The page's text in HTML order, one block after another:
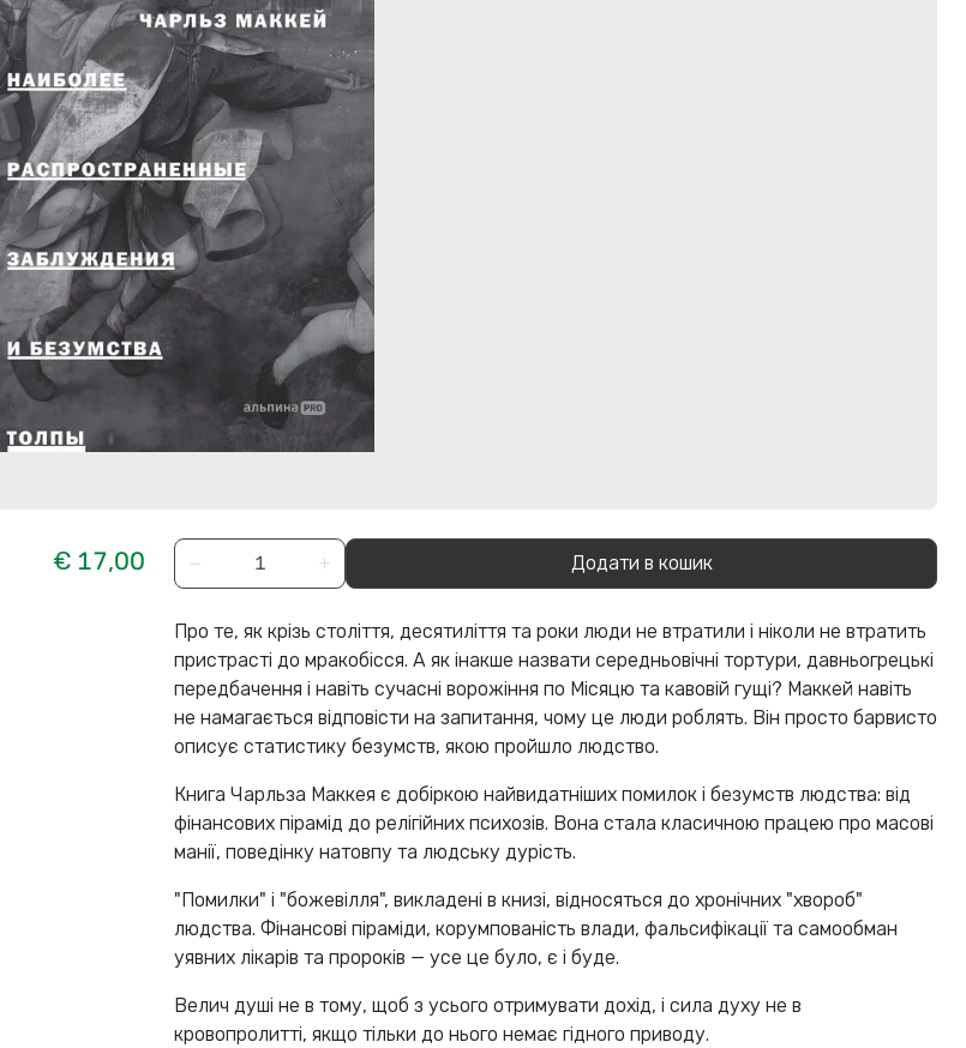
€ 17,00
− + Додати в кошик
Про те, як крізь століття, десятиліття та роки люди не втратили і ніколи не втратить
пристрасті до мракобісся. А як інакше назвати середньовічні тортури, давньогрецькі
передбачення і навіть сучасні ворожіння по Місяцю та кавовій гущі? Маккей навіть
не намагається відповісти на запитання, чому це люди роблять. Він просто барвисто
описує статистику безумств, якою пройшло людство.
Книга Чарльза Маккея є добіркою найвидатніших помилок і безумств людства: від
фінансових пірамід до релігійних психозів. Вона стала класичною працею про масові
манії, поведінку натовпу та людську дурість.
"Помилки" і "божевілля", викладені в книзі, відносяться до хронічних "хвороб"
людства. Фінансові піраміди, корумпованість влади, фальсифікації та самообман
уявних лікарів та пророків — усе це було, є і буде.
Велич душі не в тому, щоб з усього отримувати дохід, і сила духу не в
кровопролитті, якщо тільки до нього немає гідного приводу.